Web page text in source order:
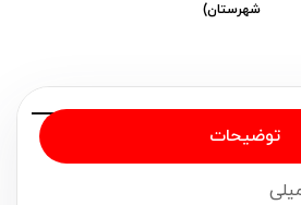
شهرستان)
توضیحات